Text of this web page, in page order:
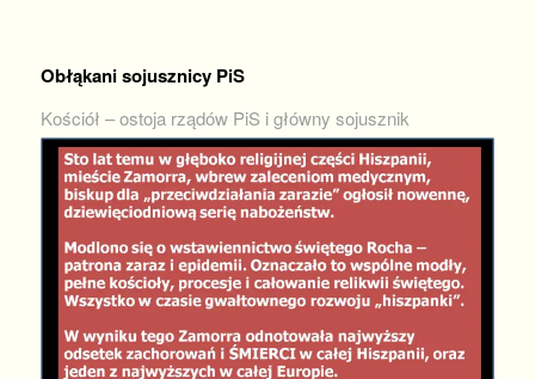
Obłąkani sojusznicy PiS
Kościół – ostoja rządów PiS i główny sojusznik